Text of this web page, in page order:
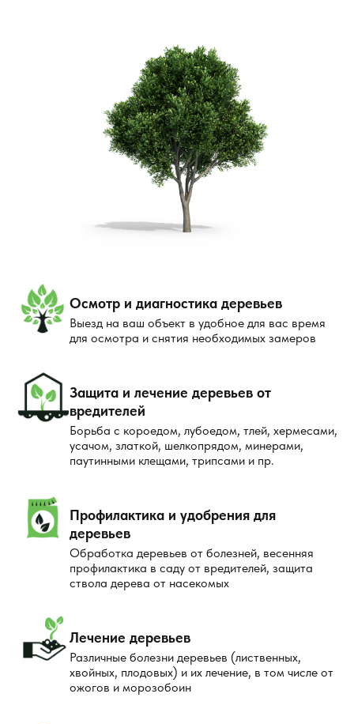
Осмотр и диагностика деревьев
Выезд на ваш объект в удобное для вас время
для осмотра и снятия необходимых замеров
Защита и лечение деревьев от
вредителей
Борьба с короедом, лубоедом, тлей, хермесами,
усачом, златкой, шелкопрядом, минерами,
паутинными клещами, трипсами и пр.
Профилактика и удобрения для
деревьев
Обработка деревьев от болезней, весенняя
профилактика в саду от вредителей, защита
ствола дерева от насекомых
Лечение деревьев
Различные болезни деревьев (лиственных,
хвойных, плодовых) и их лечение, в том числе от
ожогов и морозобоин